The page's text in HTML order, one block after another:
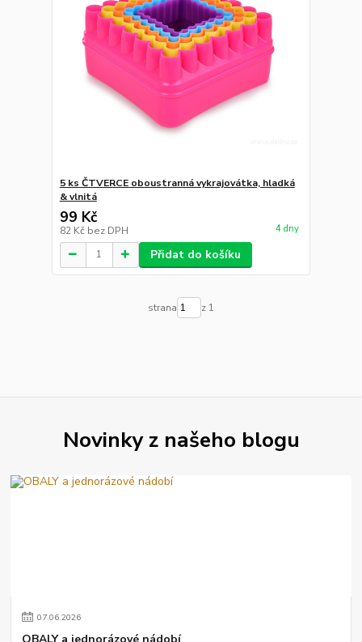
5 ks ČTVERCE oboustranná vykrajovátka, hladká
& vlnitá
99 Kč
82 Kč bez DPH 4 dny
Přidat do košíku
strana z 1
Novinky z našeho blogu
07.06.2026
OBALY a jednorázové nádobí